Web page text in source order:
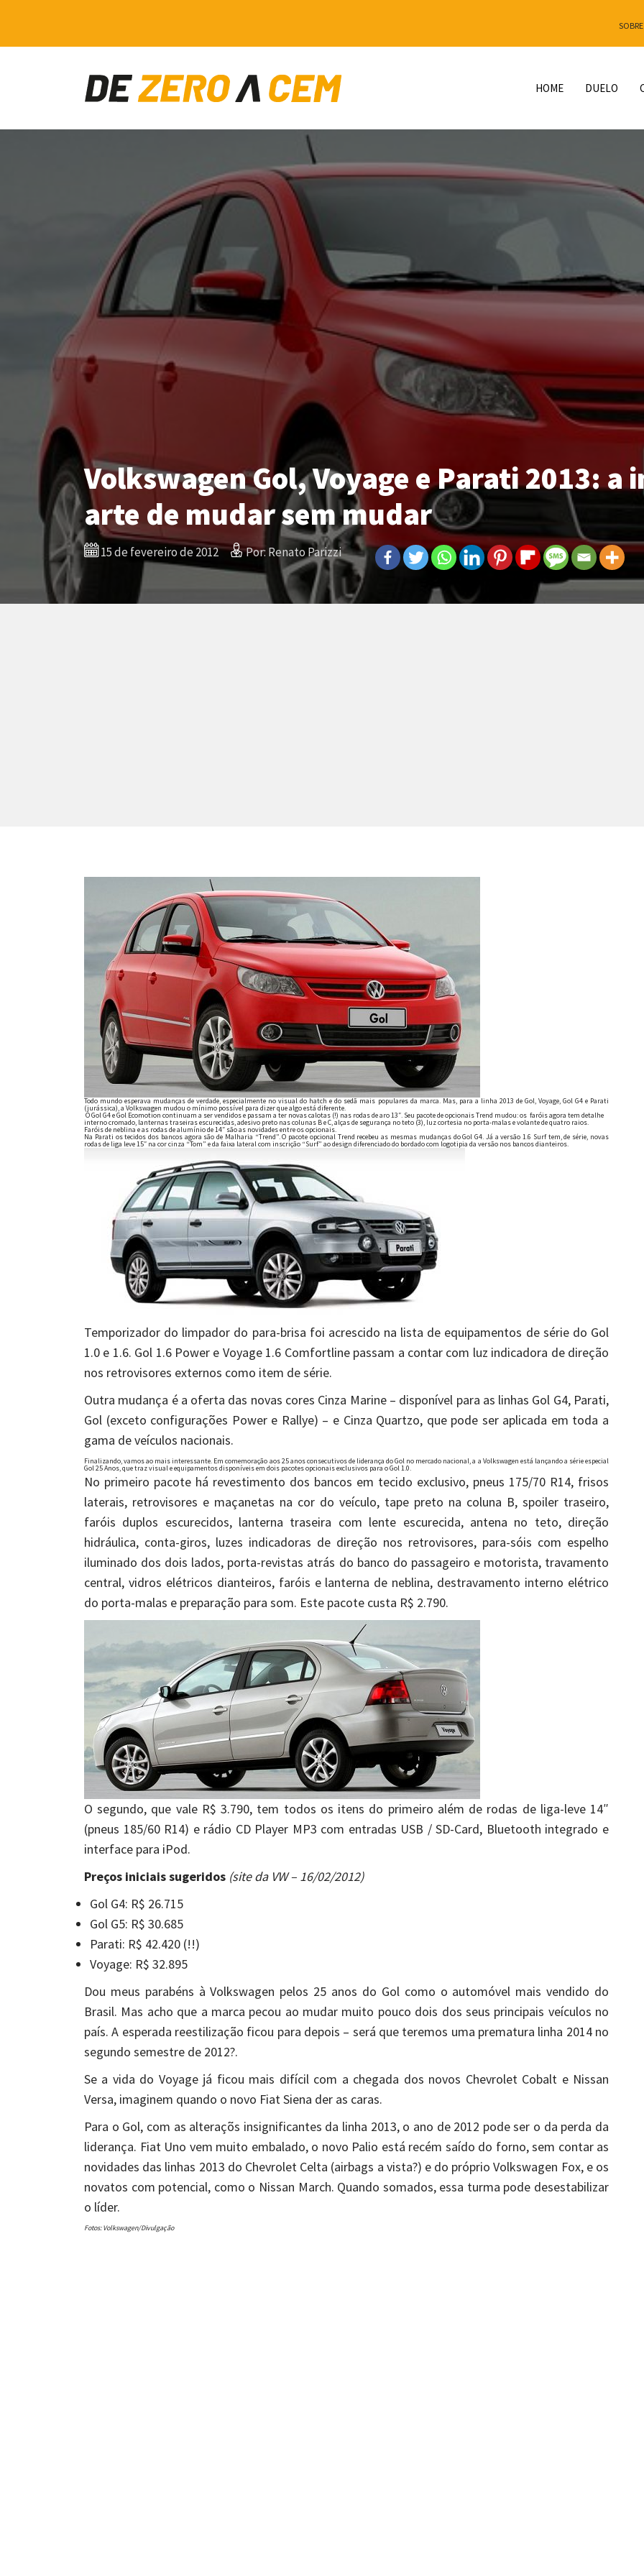
SOBRE
Main Navigation HOME DUELO
Volkswagen Gol, Voyage e Parati 2013: a
arte de mudar sem mudar
15 de fevereiro de 2012 Por: Renato Parizzi
Todo mundo esperava mudanças de verdade, especialmente no visual do hatch e do sedã mais populares da marca. Mas, para a linha 2013 de Gol, Voyage, Gol G4 e Parati
(jurássica), a Volkswagen mudou o mínimo possível para dizer que algo está diferente.
O Gol G4 e Gol Ecomotion continuam a ser vendidos e passam a ter novas calotas (!) nas rodas de aro 13″. Seu pacote de opcionais Trend mudou: os faróis agora tem detalhe
interno cromado, lanternas traseiras escurecidas, adesivo preto nas colunas B e C, alças de segurança no teto (3), luz cortesia no porta-malas e volante de quatro raios.
Faróis de neblina e as rodas de alumínio de 14″ são as novidades entre os opcionais.
Na Parati os tecidos dos bancos agora são de Malharia “Trend”. O pacote opcional Trend recebeu as mesmas mudanças do Gol G4. Já a versão 1.6 Surf tem, de série, novas
rodas de liga leve 15″ na cor cinza “Tom” e da faixa lateral com inscrição “Surf” ao design diferenciado do bordado com logotipia da versão nos bancos dianteiros.
Temporizador do limpador do para-brisa foi acrescido na lista de equipamentos de série do Gol
1.0 e 1.6. Gol 1.6 Power e Voyage 1.6 Comfortline passam a contar com luz indicadora de direção
nos retrovisores externos como item de série.
Outra mudança é a oferta das novas cores Cinza Marine – disponível para as linhas Gol G4, Parati,
Gol (exceto configurações Power e Rallye) – e Cinza Quartzo, que pode ser aplicada em toda a
gama de veículos nacionais.
Finalizando, vamos ao mais interessante. Em comemoração aos 25 anos consecutivos de liderança do Gol no mercado nacional, a a Volkswagen está lançando a série especial
Gol 25 Anos, que traz visual e equipamentos disponíveis em dois pacotes opcionais exclusivos para o Gol 1.0.
No primeiro pacote há revestimento dos bancos em tecido exclusivo, pneus 175/70 R14, frisos
laterais, retrovisores e maçanetas na cor do veículo, tape preto na coluna B, spoiler traseiro,
faróis duplos escurecidos, lanterna traseira com lente escurecida, antena no teto, direção
hidráulica, conta-giros, luzes indicadoras de direção nos retrovisores, para-sóis com espelho
iluminado dos dois lados, porta-revistas atrás do banco do passageiro e motorista, travamento
central, vidros elétricos dianteiros, faróis e lanterna de neblina, destravamento interno elétrico
do porta-malas e preparação para som. Este pacote custa R$ 2.790.
O segundo, que vale R$ 3.790, tem todos os itens do primeiro além de rodas de liga-leve 14″
(pneus 185/60 R14) e rádio CD Player MP3 com entradas USB / SD-Card, Bluetooth integrado e
interface para iPod.
Preços iniciais sugeridos (site da VW – 16/02/2012)
Gol G4: R$ 26.715
Gol G5: R$ 30.685
Parati: R$ 42.420 (!!)
Voyage: R$ 32.895
Dou meus parabéns à Volkswagen pelos 25 anos do Gol como o automóvel mais vendido do
Brasil. Mas acho que a marca pecou ao mudar muito pouco dois dos seus principais veículos no
país. A esperada reestilização ficou para depois – será que teremos uma prematura linha 2014 no
segundo semestre de 2012?.
Se a vida do Voyage já ficou mais difícil com a chegada dos novos Chevrolet Cobalt e Nissan
Versa, imaginem quando o novo Fiat Siena der as caras.
Para o Gol, com as alteraçõs insignificantes da linha 2013, o ano de 2012 pode ser o da perda da
liderança. Fiat Uno vem muito embalado, o novo Palio está recém saído do forno, sem contar as
novidades das linhas 2013 do Chevrolet Celta (airbags a vista?) e do próprio Volkswagen Fox, e os
novatos com potencial, como o Nissan March. Quando somados, essa turma pode desestabilizar
o líder.
Fotos: Volkswagen/Divulgação